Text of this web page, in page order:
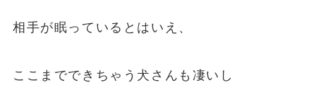
相手が眠っているとはいえ、
ここまでできちゃう犬さんも凄いし